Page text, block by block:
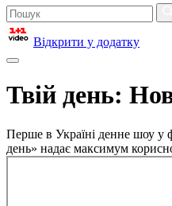
Відкрити у додатку
Твій день:
Перше в Україні денне шоу у
день» надає максимум